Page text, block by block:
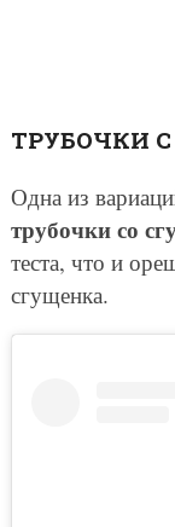
ТРУБОЧКИ
Одна из
трубочки со
теста, что и
сгущенка.